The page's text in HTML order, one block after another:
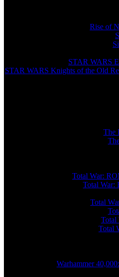
Rise of
STAR WARS
STAR WARS Knights of the Old
The
Total War:
Total
Total
Total
Warhammer